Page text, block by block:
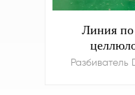
Линия по